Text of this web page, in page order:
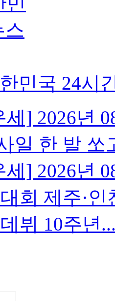
민국 24시
] 2026년
일 한 발 쏘
] 2026년
회 제주·인
뷔 10주년